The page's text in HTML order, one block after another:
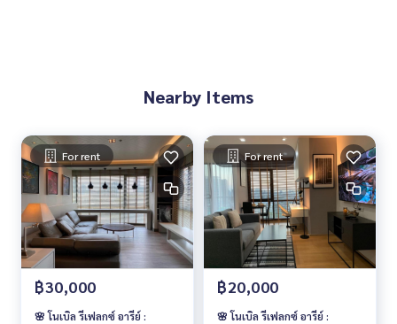
Nearby Items
For rent
฿30,000
🌸 โนเบิล รีเฟลกซ์ อารีย์ :
For rent
฿20,000
🌸 โนเบิล รีเฟลกซ์ อารีย์ :